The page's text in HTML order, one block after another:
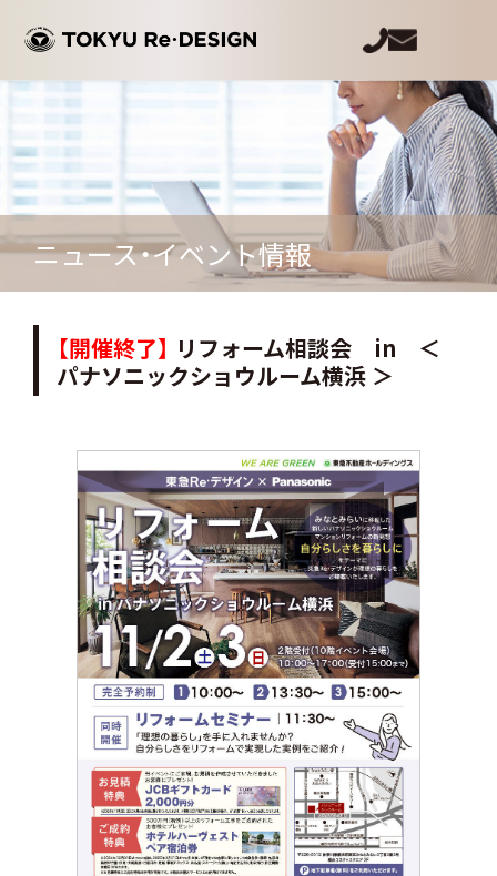
ニュース・イベント情報
【開催終了】 リフォーム相談会 in ＜
パナソニックショウルーム横浜 ＞